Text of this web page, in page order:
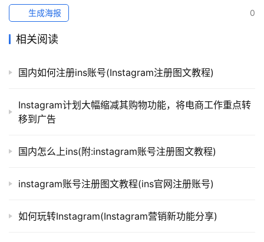
0
生成海报
相关阅读
国内如何注册ins账号(Instagram注册图文教程)
Instagram计划大幅缩减其购物功能，将电商工作重点转
移到广告
国内怎么上ins(附:instagram账号注册图文教程)
instagram账号注册图文教程(ins官网注册账号)
如何玩转Instagram(Instagram营销新功能分享)